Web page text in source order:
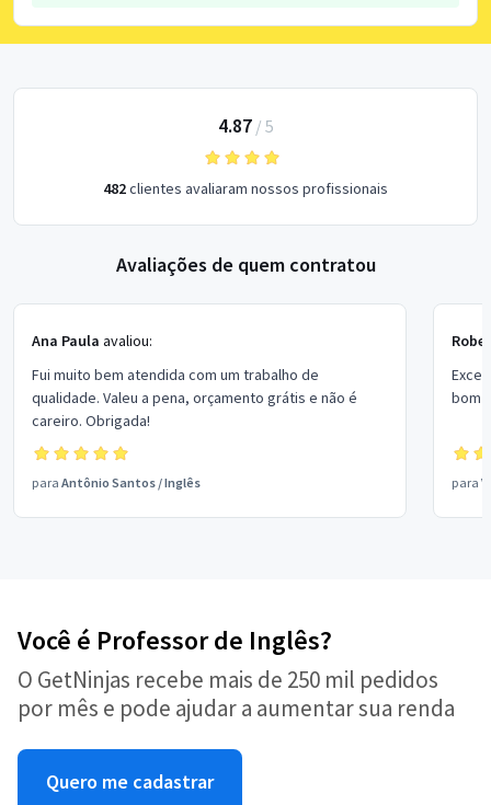
4.87/ 5
482clientes avaliaram nossos profissionais
Avaliações de quem contratou
Ana Paula avaliou:
Fui muito bem atendida com um trabalho de
qualidade. Valeu a pena, orçamento grátis e não é
careiro. Obrigada!
para Antônio Santos /Inglês
bom
para
Você é Professor de Inglês?
O GetNinjas recebe mais de 250 mil pedidos
por mês e pode ajudar a aumentar sua renda
Quero me cadastrar